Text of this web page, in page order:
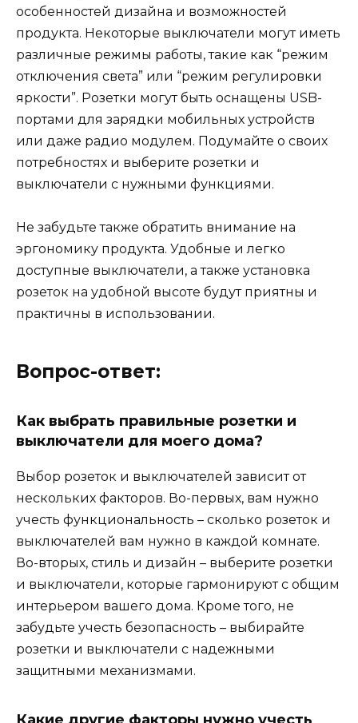
особенностей дизайна и возможностей
продукта. Некоторые выключатели могут иметь
различные режимы работы, такие как “режим
отключения света” или “режим регулировки
яркости”. Розетки могут быть оснащены USB-
портами для зарядки мобильных устройств
или даже радио модулем. Подумайте о своих
потребностях и выберите розетки и
выключатели с нужными функциями.
Не забудьте также обратить внимание на
эргономику продукта. Удобные и легко
доступные выключатели, а также установка
розеток на удобной высоте будут приятны и
практичны в использовании.
Вопрос-ответ:
Как выбрать правильные розетки и
выключатели для моего дома?
Выбор розеток и выключателей зависит от
нескольких факторов. Во-первых, вам нужно
учесть функциональность – сколько розеток и
выключателей вам нужно в каждой комнате.
Во-вторых, стиль и дизайн – выберите розетки
и выключатели, которые гармонируют с общим
интерьером вашего дома. Кроме того, не
забудьте учесть безопасность – выбирайте
розетки и выключатели с надежными
защитными механизмами.